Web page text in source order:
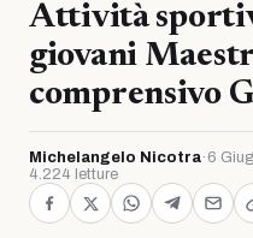
Attività
giovani
comprensivo
Michelangelo Nicotra· 6
4.224 letture